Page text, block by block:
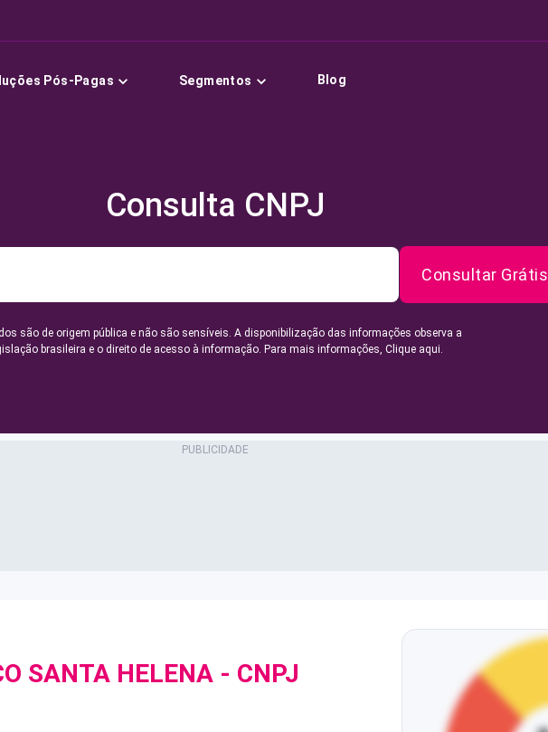
Pós-Pagas Segmentos Blog
Consulta CNPJ
Consultar Grátis
são de origem pública e não são sensíveis. A disponibilização das informações observa a
brasileira e o direito de acesso à informação. Para mais informações, Clique aqui.
SANTA HELENA - CNPJ